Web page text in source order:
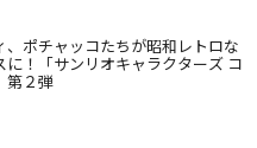
、ポチャッコたちが昭和レトロな
に！「サンリオキャラクターズ コ
第２弾